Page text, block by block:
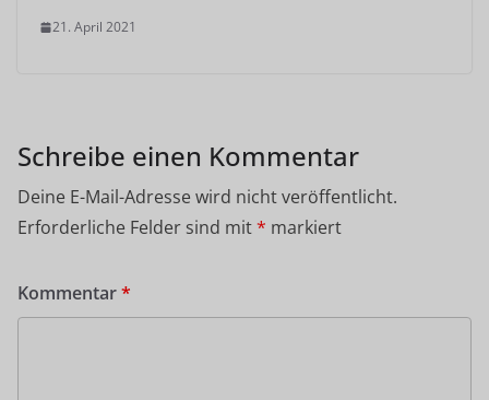
21. April 2021
Schreibe einen Kommentar
Deine E-Mail-Adresse wird nicht veröffentlicht.
Erforderliche Felder sind mit* markiert
Kommentar*